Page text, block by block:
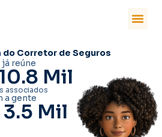
do Corretor de Seguros
reúne
Mil
associados
a gente
3.5 Mil